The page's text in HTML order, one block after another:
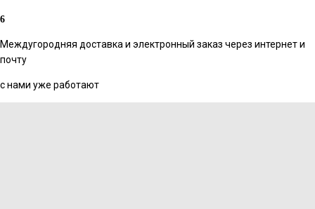
Междугородняя доставка и электронный заказ через интернет и
почту
с нами уже работают